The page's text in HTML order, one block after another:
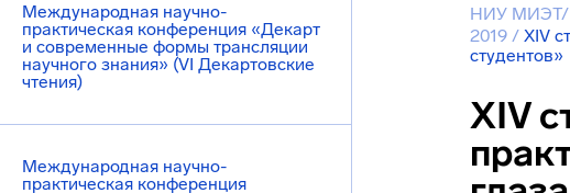
Международная научно-
практическая конференция «Декарт
и современные формы трансляции
научного знания» (VI Декартовские
чтения)
Международная научно-
практическая конференция
НИУ МИЭТ/
2019 / XIV
студентов»
XIV